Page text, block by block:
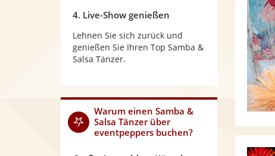
4. Live-Show genießen
Lehnen Sie sich zurück und
genießen Sie Ihren Top Samba &
Salsa Tänzer.
Warum einen Samba &
Salsa Tänzerüber
eventpeppers buchen?